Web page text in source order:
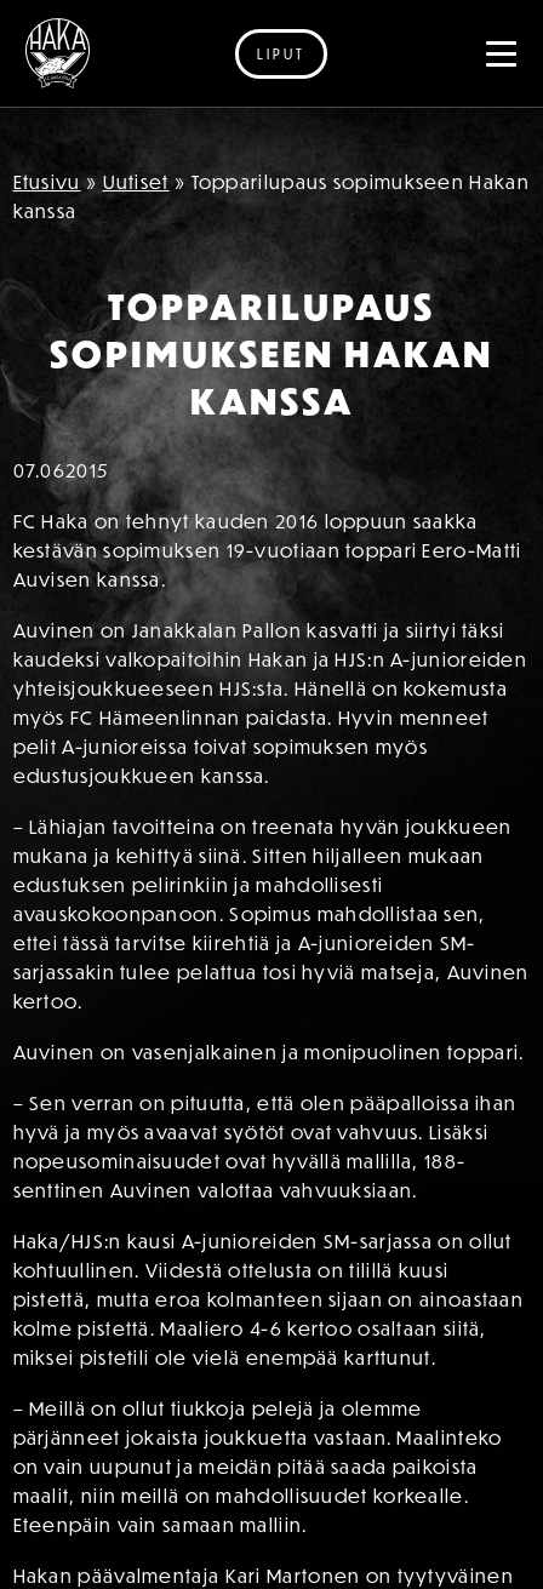
Siirry sisältöön
LIPUT
Etusivu » Uutiset » Topparilupaus sopimukseen Hakan
kanssa
TOPPARILUPAUS
SOPIMUKSEEN HAKAN
KANSSA
07.062015
FC Haka on tehnyt kauden 2016 loppuun saakka
kestävän sopimuksen 19-vuotiaan toppari Eero-Matti
Auvisen kanssa.
Auvinen on Janakkalan Pallon kasvatti ja siirtyi täksi
kaudeksi valkopaitoihin Hakan ja HJS:n A-junioreiden
yhteisjoukkueeseen HJS:sta. Hänellä on kokemusta
myös FC Hämeenlinnan paidasta. Hyvin menneet
pelit A-junioreissa toivat sopimuksen myös
edustusjoukkueen kanssa.
– Lähiajan tavoitteina on treenata hyvän joukkueen
mukana ja kehittyä siinä. Sitten hiljalleen mukaan
edustuksen pelirinkiin ja mahdollisesti
avauskokoonpanoon. Sopimus mahdollistaa sen,
ettei tässä tarvitse kiirehtiä ja A-junioreiden SM-
sarjassakin tulee pelattua tosi hyviä matseja, Auvinen
kertoo.
Auvinen on vasenjalkainen ja monipuolinen toppari.
– Sen verran on pituutta, että olen pääpalloissa ihan
hyvä ja myös avaavat syötöt ovat vahvuus. Lisäksi
nopeusominaisuudet ovat hyvällä mallilla, 188-
senttinen Auvinen valottaa vahvuuksiaan.
Haka/HJS:n kausi A-junioreiden SM-sarjassa on ollut
kohtuullinen. Viidestä ottelusta on tilillä kuusi
pistettä, mutta eroa kolmanteen sijaan on ainoastaan
kolme pistettä. Maaliero 4-6 kertoo osaltaan siitä,
miksei pistetili ole vielä enempää karttunut.
– Meillä on ollut tiukkoja pelejä ja olemme
pärjänneet jokaista joukkuetta vastaan. Maalinteko
on vain uupunut ja meidän pitää saada paikoista
maalit, niin meillä on mahdollisuudet korkealle.
Eteenpäin vain samaan malliin.
Hakan päävalmentaja Kari Martonen on tyytyväinen